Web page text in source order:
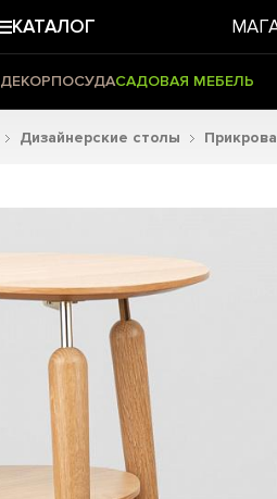
КАТАЛОГ
ДЕКОРПОСУДАСАДОВАЯ МЕБЕЛЬ
Дизайнерские столы